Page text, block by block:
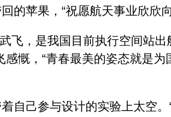
的苹果，“祝愿航天事业欣欣
，是我国目前执行空间站出
感慨，“青春最美的姿态就是
己参与设计的实验上太空。